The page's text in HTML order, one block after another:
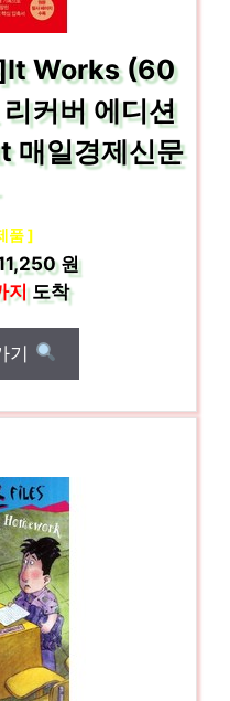
Works (60
커버 에디션
매일경제신문
품 ]
원
지도착
기